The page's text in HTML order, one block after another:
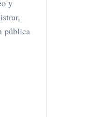
y
pública